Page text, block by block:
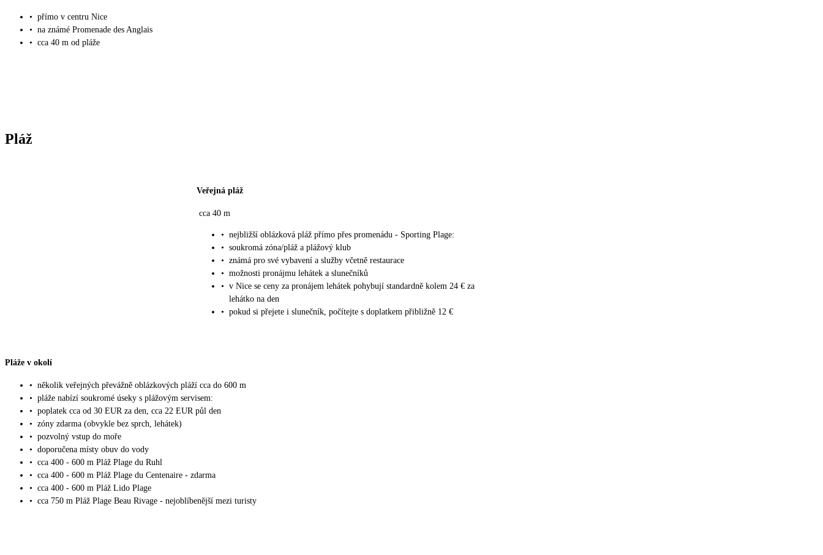
• přímo v centru Nice
• na známé Promenade des Anglais
• cca 40 m od pláže
Pláž
Veřejná pláž
cca 40 m
• nejbližší oblázková pláž přímo přes promenádu - Sporting Plage:
• soukromá zóna/pláž a plážový klub
• známá pro své vybavení a služby včetně restaurace
• možnosti pronájmu lehátek a slunečníků
• v Nice se ceny za pronájem lehátek pohybují standardně kolem 24 € za
lehátko na den
• pokud si přejete i slunečník, počítejte s doplatkem přibližně 12 €
Pláže v okolí
• několik veřejných převážně oblázkových pláží cca do 600 m
• pláže nabízí soukromé úseky s plážovým servisem:
• poplatek cca od 30 EUR za den, cca 22 EUR půl den
• zóny zdarma (obvykle bez sprch, lehátek)
• pozvolný vstup do moře
• doporučena místy obuv do vody
• cca 400 - 600 m Pláž Plage du Ruhl
• cca 400 - 600 m Pláž Plage du Centenaire - zdarma
• cca 400 - 600 m Pláž Lido Plage
• cca 750 m Pláž Plage Beau Rivage - nejoblíbenější mezi turisty